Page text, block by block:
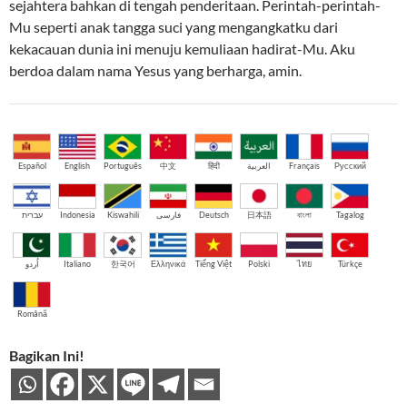
sejahtera bahkan di tengah penderitaan. Perintah-perintah-
Mu seperti anak tangga suci yang mengangkatku dari
kekacauan dunia ini menuju kemuliaan hadirat-Mu. Aku
berdoa dalam nama Yesus yang berharga, amin.
Español English Português 中文 हिंदी العربية Français Русский
עברית Indonesia Kiswahili فارسی Deutsch 日本語 বাংলা Tagalog
اُردو Italiano 한국어 Ελληνικά Tiếng Việt Polski ไทย Türkçe
Română
Bagikan Ini!